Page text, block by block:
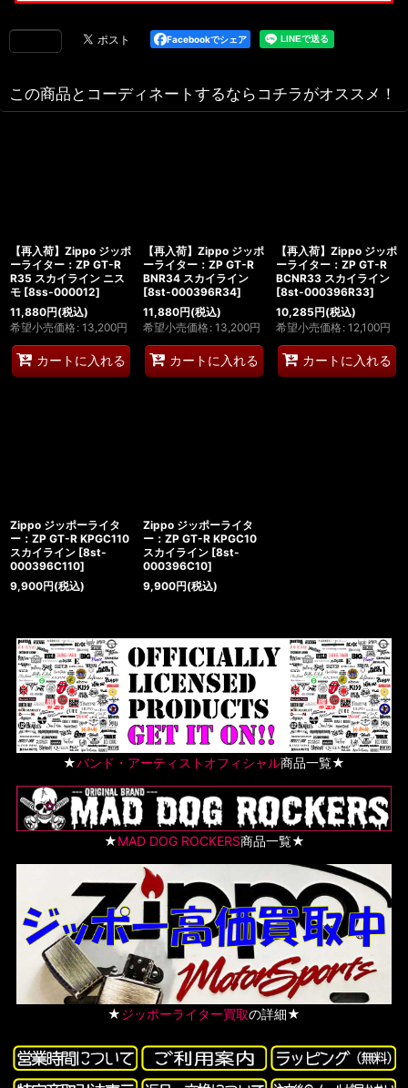
Facebookでシェア
この商品とコーディネートするならコチラがオススメ！
【再入荷】Zippo ジッポ
ーライター：ZP GT-R
R35 スカイライン ニス
モ [8ss-000012]
11,880円(税込)
希望小売価格 : 13,200円
カートに入れる
【再入荷】Zippo ジッポ
ーライター：ZP GT-R
BNR34 スカイライン
[8st-000396R34]
11,880円(税込)
希望小売価格 : 13,200円
カートに入れる
【再入荷】Zippo ジッポ
ーライター：ZP GT-R
BCNR33 スカイライン
[8st-000396R33]
10,285円(税込)
希望小売価格 : 12,100円
カートに入れる
Zippo ジッポーライタ
ー：ZP GT-R KPGC110
スカイライン [8st-
000396C110]
9,900円(税込)
Zippo ジッポーライタ
ー：ZP GT-R KPGC10
スカイライン [8st-
000396C10]
9,900円(税込)
★バンド・アーティストオフィシャル商品一覧★
★MAD DOG ROCKERS商品一覧★
★ジッポーライター買取の詳細★